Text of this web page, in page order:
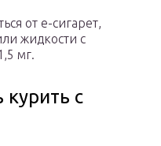
от е-сигарет,
жидкости с
мг.
курить с